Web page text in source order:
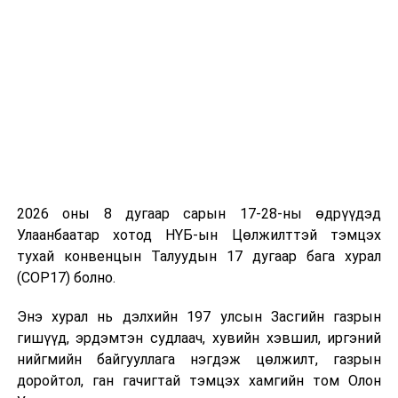
хүчээр даван туулах зэрэг асуудлуудаар дэлгэрэнгүй
ярилцлаа.
УНШСАН: 2364
Ерөнхий сайд төрийн албан хаагчдыг автобусаар
зорчихыг уриаллаа
ӨМНӨХ МЭДЭЭ
Сонирхолтой статистик
2026 оны 8 дугаар сарын 17-28-ны өдрүүдэд
Улаанбаатар хотод НҮБ-ын Цөлжилттэй тэмцэх
тухай конвенцын Талуудын 17 дугаар бага хурал
(COP17) болно.
Энэ хурал нь дэлхийн 197 улсын Засгийн газрын
гишүүд, эрдэмтэн судлаач, хувийн хэвшил, иргэний
нийгмийн байгууллага нэгдэж цөлжилт, газрын
доройтол, ган гачигтай тэмцэх хамгийн том Олон